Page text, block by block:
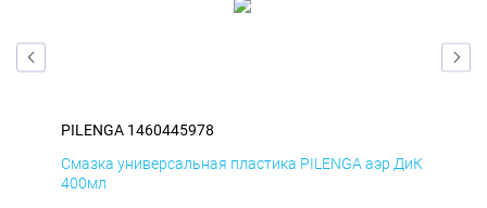
PILENGA 1460445978
Смазка универсальная пластика PILENGA аэр ДиК
400мл